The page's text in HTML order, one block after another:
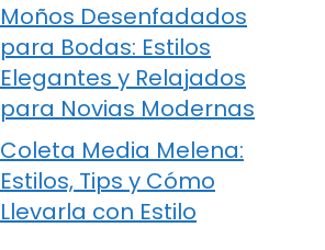
Moños Desenfadados
para Bodas: Estilos
Elegantes y Relajados
para Novias Modernas
Coleta Media Melena:
Estilos, Tips y Cómo
Llevarla con Estilo